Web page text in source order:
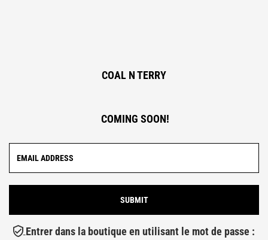
COAL N TERRY
COMING SOON!
Entrer dans la boutique en utilisant le mot de passe :